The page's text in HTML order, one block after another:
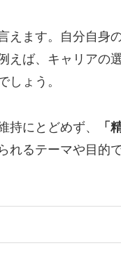
ます。自分自身
ば、キャリアの
しょう。
持にとどめず、 「
るテーマや目的